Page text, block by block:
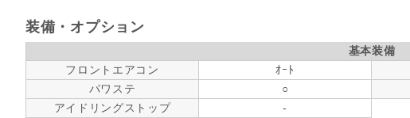
装備・オプション
基本装備
フロントエアコン
ｵｰﾄ
パワステ
○
アイドリングストップ
-